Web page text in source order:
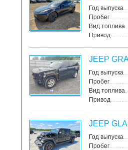
Год выпуска
Пробег
Вид топлива
Привод
JEEP
Год выпуска
Пробег
Вид топлива
Привод
JEEP
Год выпуска
Пробег